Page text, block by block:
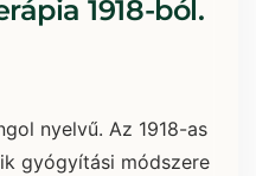
1918-ból.
nyelvű. Az 1918-as
gyógyítási módszere